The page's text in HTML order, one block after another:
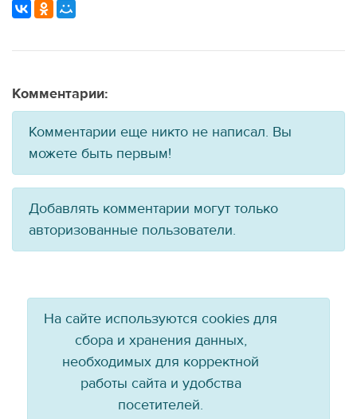
Комментарии:
Комментарии еще никто не написал. Вы
можете быть первым!
Добавлять комментарии могут только
авторизованные пользователи.
На сайте используются cookies для
сбора и хранения данных,
необходимых для корректной
работы сайта и удобства
посетителей.